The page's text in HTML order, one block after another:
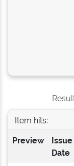
Item hits:
Preview
Issue
Date